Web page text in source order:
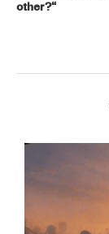
other?“